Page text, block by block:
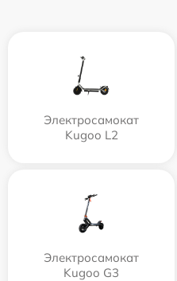
Электросамокат
Kugoo L2
Электросамокат
Kugoo G3